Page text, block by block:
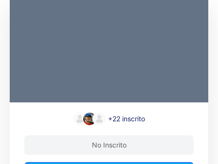
+22 inscrito
No Inscrito